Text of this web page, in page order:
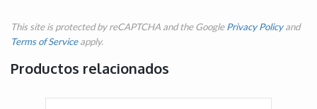
This site is protected by reCAPTCHA and the GooglePrivacy Policyand
Terms of Serviceapply.
Productos relacionados